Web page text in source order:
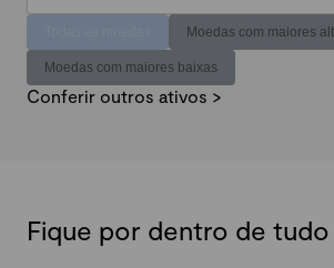
Moedas com maiores
Moedas com maiores baixas
Conferir outros ativos >
Fique por dentro de tudo